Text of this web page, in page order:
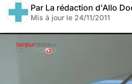
Par La rédaction d'Allo
Mis à jour le 24/11/2011